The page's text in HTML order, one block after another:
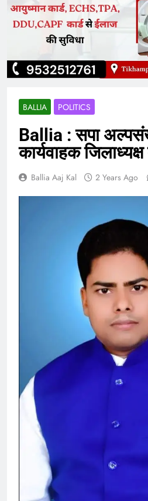
BALLIA POLITICS
Ballia : सपा
कार्यवाहक
Ballia Aaj Kal 2 Years Ago